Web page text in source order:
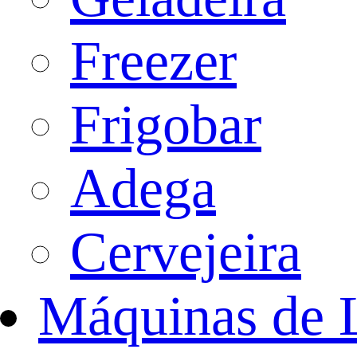
Freezer
Frigobar
Adega
Cervejeira
Máquinas de